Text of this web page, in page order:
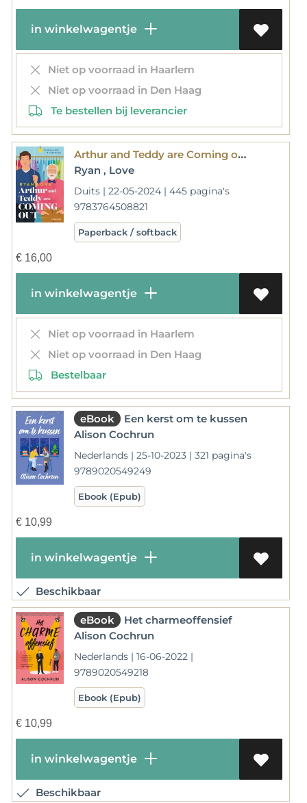
in winkelwagentje
Niet op voorraad in Haarlem
Niet op voorraad in Den Haag
Te bestellen bij leverancier
Arthur and Teddy are Coming out - Es ist nie zu spät, du selbst zu sein!
Ryan , Love
Duits | 22-05-2024 | 445 pagina's
9783764508821
Paperback / softback
€16,00
in winkelwagentje
Niet op voorraad in Haarlem
Niet op voorraad in Den Haag
Bestelbaar
eBook
Een kerst om te kussen
Alison Cochrun
Nederlands | 25-10-2023 | 321 pagina's
9789020549249
Ebook (Epub)
€10,99
in winkelwagentje
Beschikbaar
eBook
Het charmeoffensief
Alison Cochrun
Nederlands | 16-06-2022 |
9789020549218
Ebook (Epub)
€10,99
in winkelwagentje
Beschikbaar